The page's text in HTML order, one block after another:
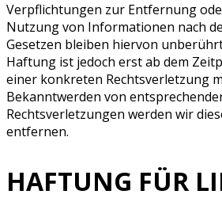
Verpflichtungen zur Entfernung
Nutzung von Informationen nach
Gesetzen bleiben hiervon
Haftung ist jedoch erst ab dem
einer konkreten Rechtsverletzung
Bekanntwerden von
Rechtsverletzungen werden wir
entfernen.
HAFTUNG FÜR